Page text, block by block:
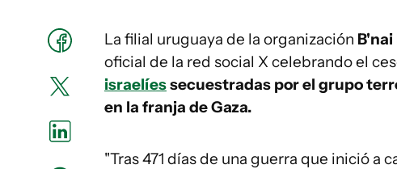
La filial uruguaya de la organización
oficial de la red social X celebrando el
israelíessecuestradas por el grupo
en la franja de Gaza.
"Tras 471 días de una guerra que inició